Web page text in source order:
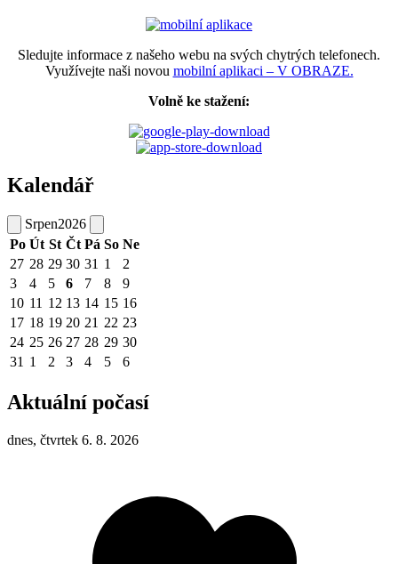
Sledujte informace z našeho webu na svých chytrých telefonech.
Využívejte naši novou mobilní aplikaci – V OBRAZE.
Volně ke stažení:
Kalendář
Srpen2026
Po Út St Čt Pá So Ne
27 28 29 30 31 1
2
3
4 5 6 7 8
9
10 11 12 13 14 15 16
17 18 19 20 21 22 23
24 25 26 27 28 29 30
31 1 2 3 4 5 6
Aktuální počasí
dnes, čtvrtek 6. 8. 2026